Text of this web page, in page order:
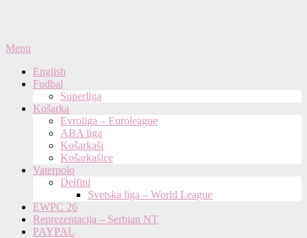
Primary
Menu
Menu
English
Fudbal
Superliga
Košarka
Evroliga – Euroleague
ABA liga
Košarkaši
Košarkašice
Vaterpolo
Delfini
Svetska liga – World League
EWPC 26
Reprezentacija – Serbian NT
PAYPAL